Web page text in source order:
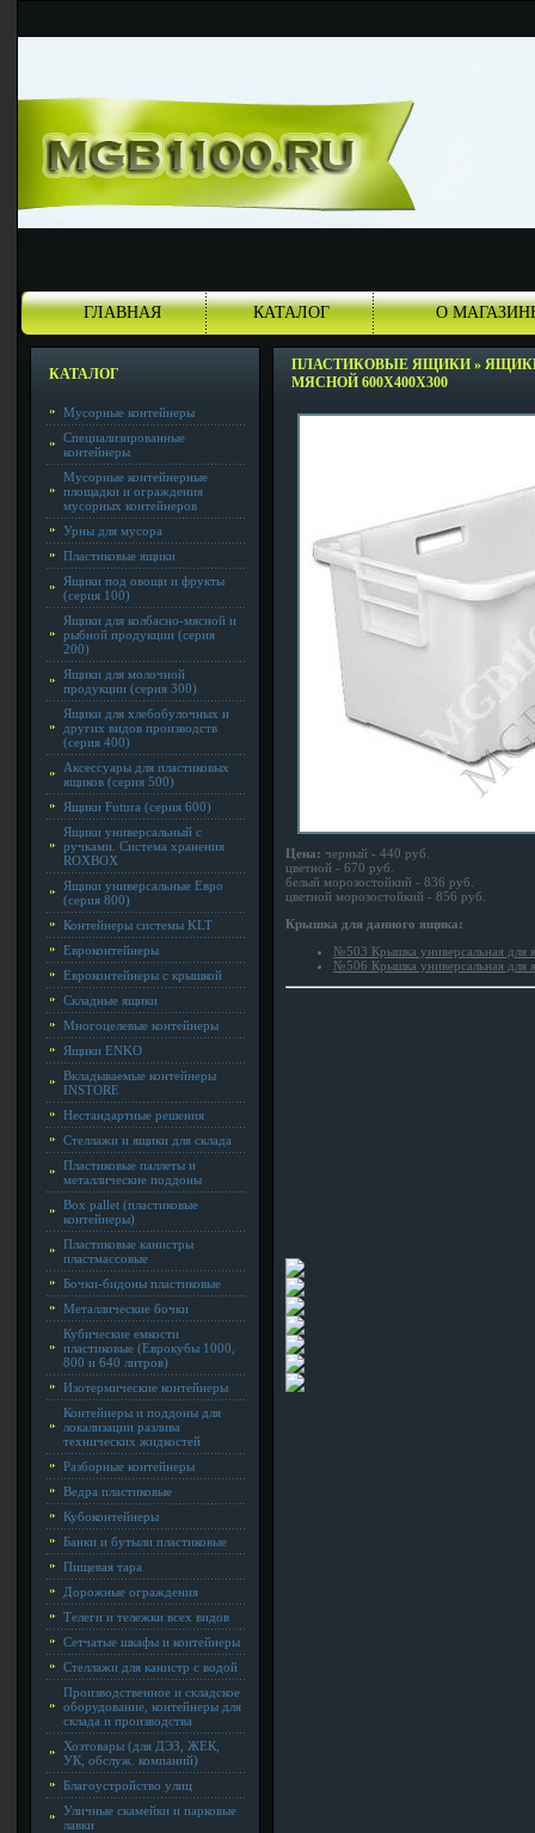
ГЛАВНАЯ КАТАЛОГ О
КАТАЛОГ
Мусорные контейнеры
Специализированные
контейнеры
Мусорные контейнерные
площадки и ограждения
мусорных контейнеров
Урны для мусора
Пластиковые ящики
Ящики под овощи и фрукты
(серия 100)
Ящики для колбасно-мясной и
рыбной продукции (серия
200)
Ящики для молочной
продукции (серия 300)
Ящики для хлебобулочных и
других видов производств
(серия 400)
Аксессуары для пластиковых
ящиков (серия 500)
Ящики Futura (серия 600)
Ящики универсальный с
ручками. Система хранения
ROXBOX
Ящики универсальные Евро
(серия 800)
Контейнеры системы KLT
Евроконтейнеры
Евроконтейнеры с крышкой
Складные ящики
Многоцелевые контейнеры
Ящики ENKO
Вкладываемые контейнеры
INSTORE
Нестандартные решения
Стеллажи и ящики для склада
Пластиковые паллеты и
металлические поддоны
Box pallet (пластиковые
контейнеры)
Пластиковые канистры
пластмассовые
Бочки-бидоны пластиковые
Металлические бочки
Кубические емкости
пластиковые (Еврокубы 1000,
800 и 640 литров)
Изотермические контейнеры
Контейнеры и поддоны для
локализации разлива
технических жидкостей
Разборные контейнеры
Ведра пластиковые
Кубоконтейнеры
Банки и бутыли пластиковые
Пищевая тара
Дорожные ограждения
Телеги и тележки всех видов
Сетчатые шкафы и контейнеры
Стеллажи для канистр с водой
Производственное и складское
оборудование, контейнеры для
склада и производства
Хозтовары (для ДЭЗ, ЖЕК,
УК, обслуж. компаний)
Благоустройство улиц
Уличные скамейки и парковые
лавки
ПЛАСТИКОВЫЕ ЯЩИКИ »
МЯСНОЙ 600Х400Х300
Цена: черный - 440 руб.
цветной - 670 руб.
белый морозостойкий - 836 руб.
цветной морозостойкий - 856 руб.
Крышка для данного ящика:
№503 Крышка универсальная для
№506 Крышка универсальная для